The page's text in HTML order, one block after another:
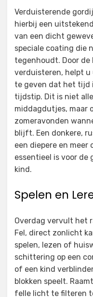
Verduisterende
hierbij een
van een dicht
speciale coating die
tegenhoudt. Door
verduisteren, helpt u
te geven dat het tijd
tijdstip. Dit is niet
middagdutjes, maar
zomeravonden
blijft. Een donkere,
een diepere en meer
essentieel is voor de
kind.
Spelen en
Overdag vervult het
Fel, direct zonlicht
spelen, lezen of
schittering op een
of een kind
blokken speelt.
felle licht te filteren